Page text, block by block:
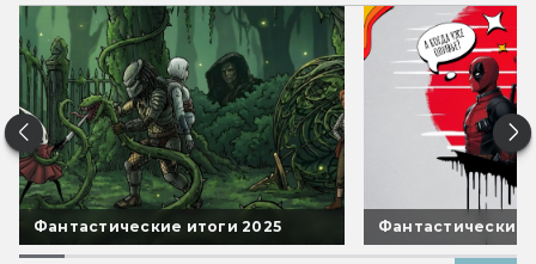
Фантастические итоги 2025 Фантастические